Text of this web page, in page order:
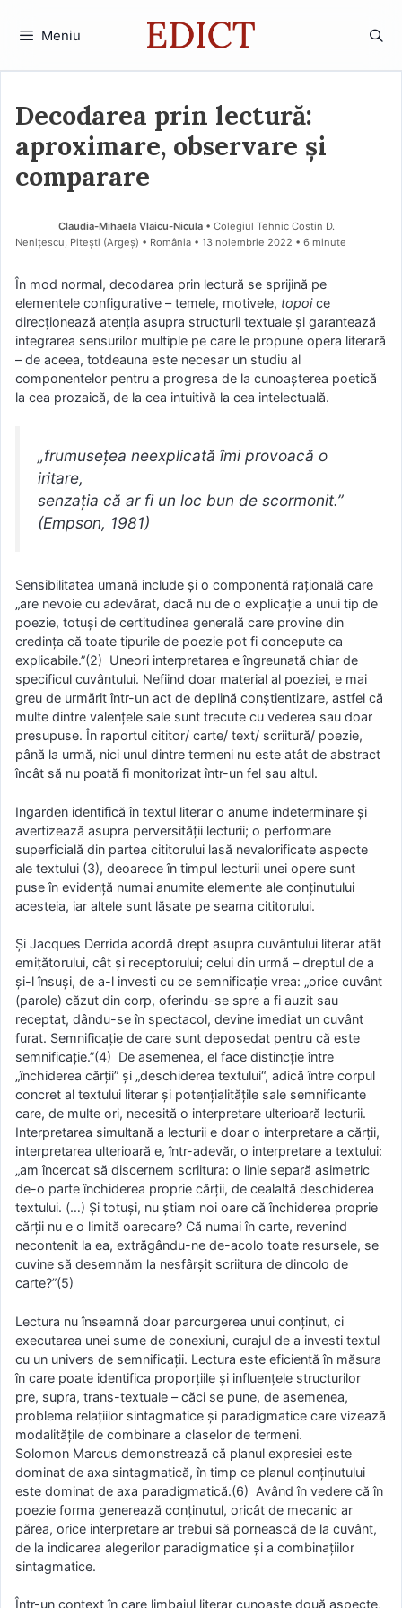
Meniu
Decodarea prin lectură:
aproximare, observare și
comparare
Claudia-Mihaela Vlaicu-Nicula • Colegiul Tehnic Costin D.
Nenițescu, Pitești (Argeş) • România
13 noiembrie 2022 • 6 minute
În mod normal, decodarea prin lectură se sprijină pe
elementele configurative – temele, motivele, topoice
direcţionează atenţia asupra structurii textuale şi garantează
integrarea sensurilor multiple pe care le propune opera literară
– de aceea, totdeauna este necesar un studiu al
componentelor pentru a progresa de la cunoaşterea poetică
la cea prozaică, de la cea intuitivă la cea intelectuală.
„frumuseţea neexplicată îmi provoacă o
iritare,
senzaţia că ar fi un loc bun de scormonit.”
(Empson, 1981)
Sensibilitatea umană include şi o componentă raţională care
„are nevoie cu adevărat, dacă nu de o explicaţie a unui tip de
poezie, totuşi de certitudinea generală care provine din
credinţa că toate tipurile de poezie pot fi concepute ca
explicabile.”(2) Uneori interpretarea e îngreunată chiar de
specificul cuvântului. Nefiind doar material al poeziei, e mai
greu de urmărit într-un act de deplină conştientizare, astfel că
multe dintre valenţele sale sunt trecute cu vederea sau doar
presupuse. În raportul cititor/ carte/ text/ scriitură/ poezie,
până la urmă, nici unul dintre termeni nu este atât de abstract
încât să nu poată fi monitorizat într-un fel sau altul.
Ingarden identifică în textul literar o anume indeterminare şi
avertizează asupra perversităţii lecturii; o performare
superficială din partea cititorului lasă nevalorificate aspecte
ale textului (3), deoarece în timpul lecturii unei opere sunt
puse în evidenţă numai anumite elemente ale conţinutului
acesteia, iar altele sunt lăsate pe seama cititorului.
Şi Jacques Derrida acordă drept asupra cuvântului literar atât
emiţătorului, cât şi receptorului; celui din urmă – dreptul de a
şi-l însuşi, de a-l investi cu ce semnificaţie vrea: „orice cuvânt
(parole) căzut din corp, oferindu-se spre a fi auzit sau
receptat, dându-se în spectacol, devine imediat un cuvânt
furat. Semnificaţie de care sunt deposedat pentru că este
semnificaţie.”(4) De asemenea, el face distincţie între
„închiderea cărţii” şi „deschiderea textului“, adică între corpul
concret al textului literar şi potenţialităţile sale semnificante
care, de multe ori, necesită o interpretare ulterioară lecturii.
Interpretarea simultană a lecturii e doar o interpretare a cărţii,
interpretarea ulterioară e, într-adevăr, o interpretare a textului:
„am încercat să discernem scriitura: o linie separă asimetric
de-o parte închiderea proprie cărţii, de cealaltă deschiderea
textului. (…) Şi totuşi, nu ştiam noi oare că închiderea proprie
cărţii nu e o limită oarecare? Că numai în carte, revenind
necontenit la ea, extrăgându-ne de-acolo toate resursele, se
cuvine să desemnăm la nesfârşit scriitura de dincolo de
carte?”(5)
Lectura nu înseamnă doar parcurgerea unui conţinut, ci
executarea unei sume de conexiuni, curajul de a investi textul
cu un univers de semnificaţii. Lectura este eficientă în măsura
în care poate identifica proporţiile şi influenţele structurilor
pre, supra, trans-textuale – căci se pune, de asemenea,
problema relaţiilor sintagmatice şi paradigmatice care vizează
modalităţile de combinare a claselor de termeni.
Solomon Marcus demonstrează că planul expresiei este
dominat de axa sintagmatică, în timp ce planul conţinutului
este dominat de axa paradigmatică.(6) Având în vedere că în
poezie forma generează conţinutul, oricât de mecanic ar
părea, orice interpretare ar trebui să pornească de la cuvânt,
de la indicarea alegerilor paradigmatice şi a combinaţiilor
sintagmatice.
Într-un context în care limbajul literar cunoaşte două aspecte,